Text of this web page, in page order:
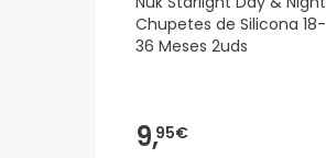
Chupetes de Silicona 18-
36 Meses 2uds
9,95€